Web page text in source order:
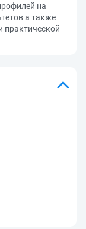
на
а также
практической